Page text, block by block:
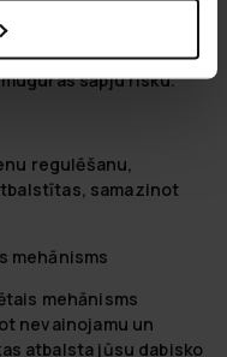
atbalsta
muguras daļai,
sāpju risku.
regulēšanu,
samazinot
mehānisms
mehānisms
nevainojamu un
atbalsta jūsu dabisko